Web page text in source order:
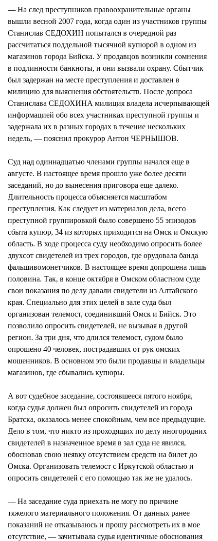
— На след преступников правоохранительные органы
вышли весной 2007 года, когда один из участников группы
Станислав СЕДОХИН попытался в очередной раз
рассчитаться поддельной тысячной купюрой в одном из
магазинов города Бийска. У продавцов возникли сомнения
в подлинности банкноты, и они вызвали охрану. Сбытчик
был задержан на месте преступления и доставлен в
милицию для выяснения обстоятельств. После допроса
Станислава СЕДОХИНА милиция владела исчерпывающей
информацией обо всех участниках преступной группы и
задержала их в разных городах в течение нескольких
недель, — пояснил прокурор Антон ЧЕРНЫШОВ.
Суд над одиннадцатью членами группы начался еще в
августе. В настоящее время прошло уже более десяти
заседаний, но до вынесения приговора еще далеко.
Длительность процесса объясняется масштабом
преступления. Как следует из материалов дела, всего
преступной группировкой было совершено 55 эпизодов
сбыта купюр, 34 из которых приходится на Омск и Омскую
область. В ходе процесса суду необходимо опросить более
двухсот свидетелей из трех городов, где орудовала банда
фальшивомонетчиков. В настоящее время допрошена лишь
половина. Так, в конце октября в Омском областном суде
свои показания по делу давали свидетели из Алтайского
края. Специально для этих целей в зале суда был
организован телемост, соединивший Омск и Бийск. Это
позволило опросить свидетелей, не вызывая в другой
регион. За три дня, что длился телемост, судом было
опрошено 40 человек, пострадавших от рук омских
мошенников. В основном это были продавцы и владельцы
магазинов, где сбывались купюры.
А вот судебное заседание, состоявшееся пятого ноября,
когда судья должен был опросить свидетелей из города
Братска, оказалось менее спокойным, чем все предыдущие.
Дело в том, что никто из проходящих по делу иногородних
свидетелей в назначенное время в зал суда не явился,
обосновав свою неявку отсутствием средств на билет до
Омска. Организовать телемост с Иркутской областью и
опросить свидетелей с его помощью так же не удалось.
— На заседание суда приехать не могу по причине
тяжелого материального положения. От данных ранее
показаний не отказываюсь и прошу рассмотреть их в мое
отсутствие, — зачитывала судья идентичные обоснования